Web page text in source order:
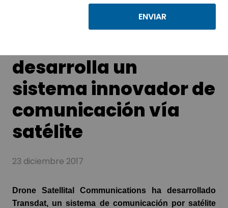
Una empresa del
desarrolla un
sistema innovador de
comunicación vía
satélite
23 diciembre 2017
Drone Satellital Communications ha desarrollado
Transdat, un sistema de comunicación por satélite